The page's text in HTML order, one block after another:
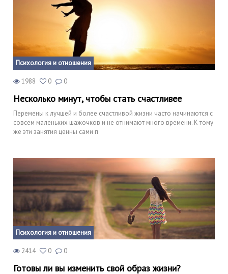
Психология и отношения
1988 0 0
Несколько минут, чтобы стать счастливее
Перемены к лучшей и более счастливой жизни часто начинаются с
совсем маленьких шажочков и не отнимают много времени. К тому
же эти занятия ценны сами п
Психология и отношения
2414 0 0
Готовы ли вы изменить свой образ жизни?